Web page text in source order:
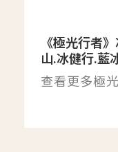
《極光行者
山.冰健行.藍
查看更多極